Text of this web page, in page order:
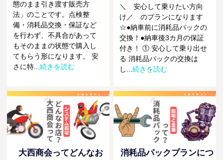
態のまま引き渡す販売方
法」のことです。点検整
備・消耗品交換・保証など
を行わず、不具合があって
もそのままの状態で購入し
てもらう形になります。 安
さに特...続きを読む
＼ 安心して乗りたい方向
け／ のプランになります
☆●納車前に消耗品パックの
交換！●納車後3カ月の保証
付き！ ① 安心して乗り出せ
る 消耗品パックの交換は
し ...続きを読む
大西商会ってどんなお
消耗品パックプランにつ